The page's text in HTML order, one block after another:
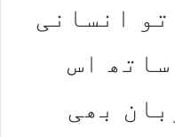
انسانی
اس
بھی